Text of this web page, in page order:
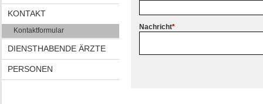
KONTAKT
Kontaktformular
DIENSTHABENDE ÄRZTE
PERSONEN
Nachricht*